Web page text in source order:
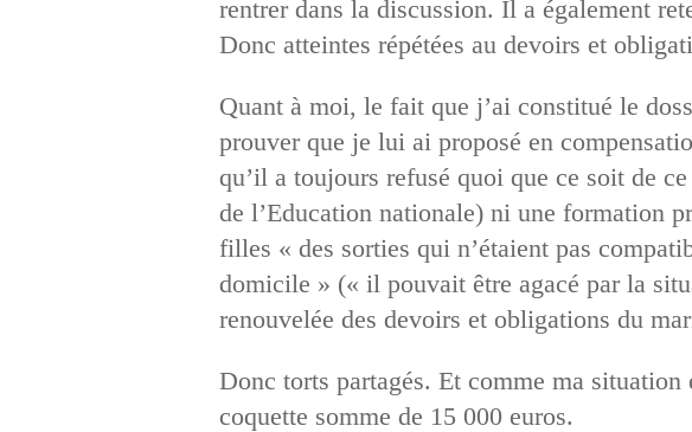
rentrer dans la discussion. Il a également
Donc atteintes répétées au devoirs et
Quant à moi, le fait que j’ai constitué le
prouver que je lui ai proposé en
qu’il a toujours refusé quoi que ce soit de
de l’Education nationale) ni une formation
filles « des sorties qui n’étaient pas
domicile » (« il pouvait être agacé par la
renouvelée des devoirs et obligations du
Donc torts partagés. Et comme ma
coquette somme de 15 000 euros.